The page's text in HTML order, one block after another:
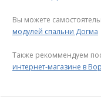
Вы можете
модулей спальни Догма
Также рекоммендуем
интернет-магазине в